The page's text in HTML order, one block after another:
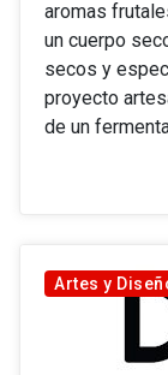
aromas
un cuerpo
secos y
proyecto
de un
Artes y